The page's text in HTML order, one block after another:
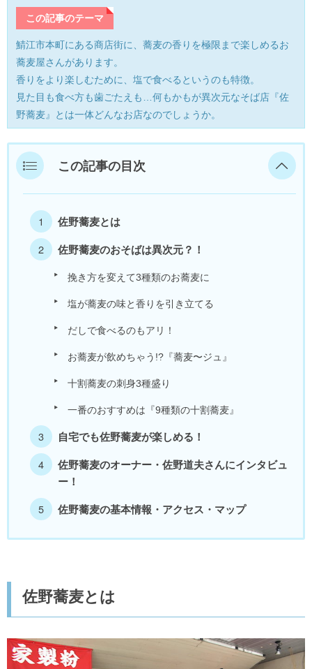
この記事のテーマ
鯖江市本町にある商店街に、蕎麦の香りを極限まで楽しめるお
蕎麦屋さんがあります。
香りをより楽しむために、塩で食べるというのも特徴。
見た目も食べ方も歯ごたえも…何もかもが異次元なそば店『佐
野蕎麦』とは一体どんなお店なのでしょうか。
この記事の目次
佐野蕎麦とは
佐野蕎麦のおそばは異次元？！
挽き方を変えて3種類のお蕎麦に
塩が蕎麦の味と香りを引き立てる
だしで食べるのもアリ！
お蕎麦が飲めちゃう!?『蕎麦〜ジュ』
十割蕎麦の刺身3種盛り
一番のおすすめは『9種類の十割蕎麦』
自宅でも佐野蕎麦が楽しめる！
佐野蕎麦のオーナー・佐野道夫さんにインタビュ
ー！
佐野蕎麦の基本情報・アクセス・マップ
佐野蕎麦とは
敦賀市
南越前町
美浜町
若狭町